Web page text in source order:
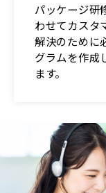
パッケージ研
わせてカスタ
解決のために
グラムを作成
ます。